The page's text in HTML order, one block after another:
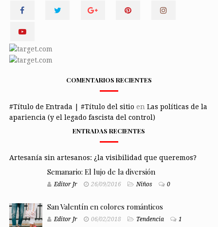
COMENTARIOS RECIENTES
#Título de Entrada | #Título del sitio en Las políticas de la
apariencia (y el legado fascista del control)
ENTRADAS RECIENTES
Artesanía sin artesanos: ¿la visibilidad que queremos?
Semanario: El lujo de la diversión
Editor Jr 26/09/2016 Niños 0
San Valentín en colores románticos
Editor Jr 06/02/2018 Tendencia 1